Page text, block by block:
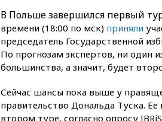
В Польше завершился первый
времени (18:00 по мск) приняли
председатель Государственной
По прогнозам экспертов, ни один
большинства, а значит, будет
Сейчас шансы пока выше у
правительство Дональда Туска.
втором туре, согласно опросу